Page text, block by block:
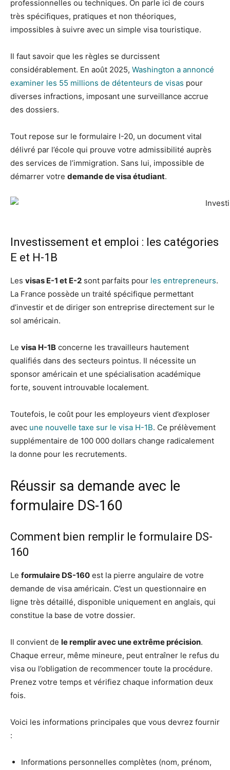
professionnelles ou techniques. On parle ici de cours
très spécifiques, pratiques et non théoriques,
impossibles à suivre avec un simple visa touristique.
Il faut savoir que les règles se durcissent
considérablement. En août 2025, Washington a annoncé
examiner les 55 millions de détenteurs de visas pour
diverses infractions, imposant une surveillance accrue
des dossiers.
Tout repose sur le formulaire I-20, un document vital
délivré par l’école qui prouve votre admissibilité auprès
des services de l’immigration. Sans lui, impossible de
démarrer votre demande de visa étudiant.
Investissement et emploi : les catégories
E et H-1B
Les visas E-1 et E-2 sont parfaits pour les entrepreneurs.
La France possède un traité spécifique permettant
d’investir et de diriger son entreprise directement sur le
sol américain.
Le visa H-1B concerne les travailleurs hautement
qualifiés dans des secteurs pointus. Il nécessite un
sponsor américain et une spécialisation académique
forte, souvent introuvable localement.
Toutefois, le coût pour les employeurs vient d’exploser
avec une nouvelle taxe sur le visa H-1B. Ce prélèvement
supplémentaire de 100 000 dollars change radicalement
la donne pour les recrutements.
Réussir sa demande avec le
formulaire DS-160
Comment bien remplir le formulaire DS-
160
Le formulaire DS-160 est la pierre angulaire de votre
demande de visa américain. C’est un questionnaire en
ligne très détaillé, disponible uniquement en anglais, qui
constitue la base de votre dossier.
Il convient de le remplir avec une extrême précision.
Chaque erreur, même mineure, peut entraîner le refus du
visa ou l’obligation de recommencer toute la procédure.
Prenez votre temps et vérifiez chaque information deux
fois.
Voici les informations principales que vous devrez fournir
:
Informations personnelles complètes (nom, prénom,